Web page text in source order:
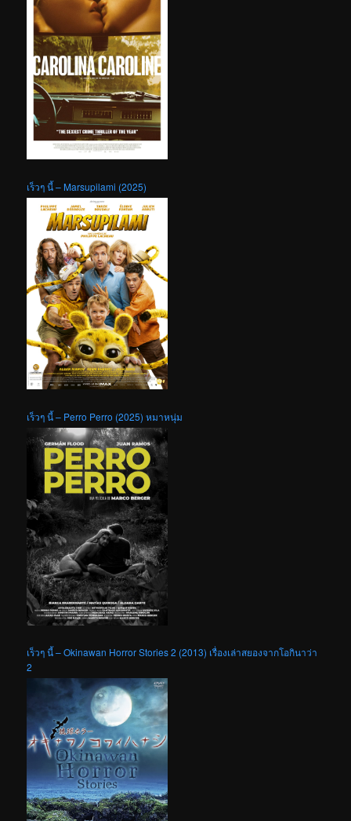
เร็วๆ นี้ – Marsupilami (2025)
เร็วๆ นี้ – Perro Perro (2025) หมาหนุ่ม
เร็วๆ นี้ – Okinawan Horror Stories 2 (2013) เรื่องเล่าสยองจากโอกินาว่า
2